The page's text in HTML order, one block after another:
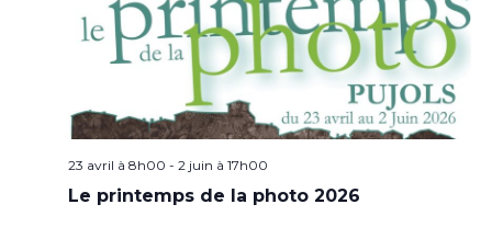
23 avril à 8h00 - 2 juin à 17h00
Le printemps de la photo 2026